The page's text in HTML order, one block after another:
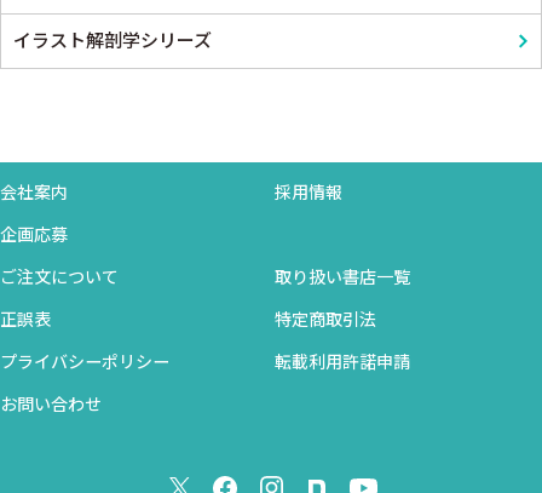
イラスト解剖学シリーズ
会社案内 採用情報
企画応募
ご注文について 取り扱い書店一覧
正誤表 特定商取引法
プライバシーポリシー 転載利用許諾申請
お問い合わせ